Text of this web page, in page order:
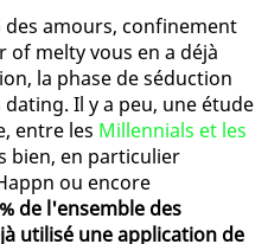
amours, confinement
of melty vous en a déjà
la phase de séduction
Il y a peu, une étude
entre les Millennials et les
bien, en particulier
ou encore
de l'ensemble des
utilisé une application de